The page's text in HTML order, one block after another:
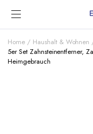
Home Haushalt & Wohnen
5er Set Zahnsteinentferner,
Heimgebrauch